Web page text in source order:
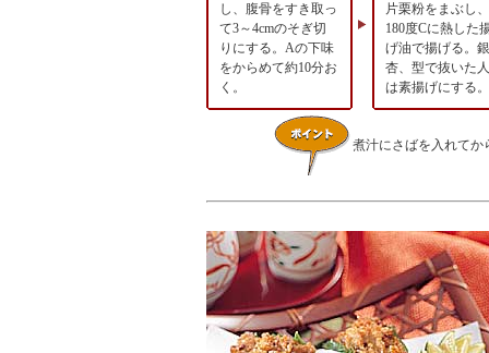
し、腹骨をすき取っ
て3～4cmのそぎ切
りにする。Aの下味
をからめて約10分お
く。
片栗粉をまぶし、
180度Cに熱した
げ油で揚げる。銀
杏、型で抜いた
は素揚げにする。
煮汁にさばを入れてか